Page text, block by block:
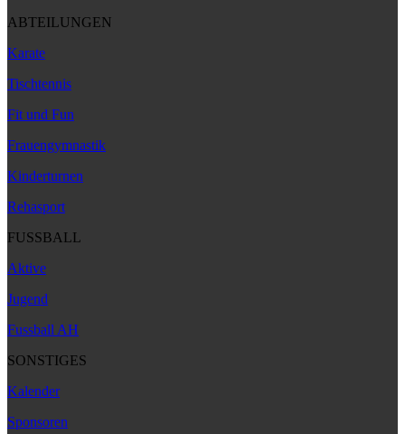
ABTEILUNGEN
Karate
Tischtennis
Fit und Fun
Frauengymnastik
Kinderturnen
Rehasport
FUSSBALL
Aktive
Jugend
Fussball AH
SONSTIGES
Kalender
Sponsoren